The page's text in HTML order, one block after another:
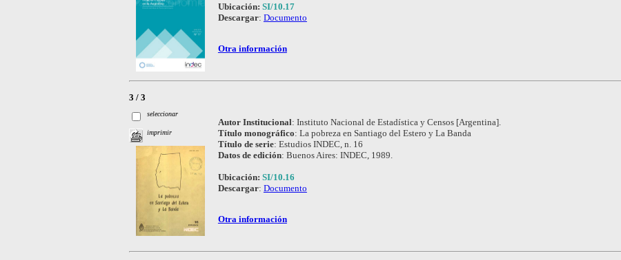
Ubicación: SI/10.17
Descargar: Documento
Otra información
3 / 3
seleccionar
imprimir
Autor Institucional: Instituto Nacional de Estadística y Censos [Argentina].
Título monográfico: La pobreza en Santiago del Estero y La Banda
Título de serie: Estudios INDEC, n. 16
Datos de edición: Buenos Aires: INDEC, 1989.
Ubicación: SI/10.16
Descargar: Documento
Otra información